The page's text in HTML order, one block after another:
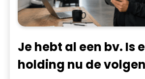
Je hebt al een bv. Is
holding nu de